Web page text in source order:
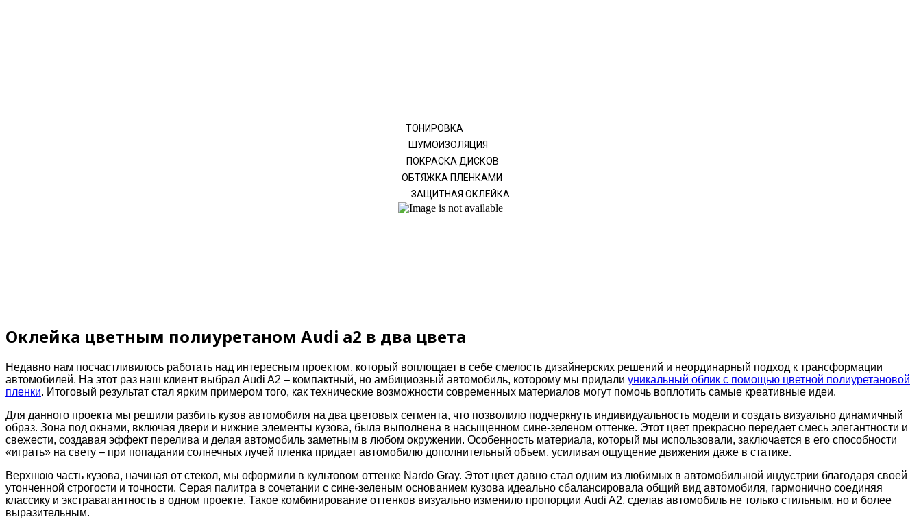
ТОНИРОВКА
ШУМОИЗОЛЯЦИЯ
ПОКРАСКА ДИСКОВ
ОБТЯЖКА ПЛЕНКАМИ
ЗАЩИТНАЯ ОКЛЕЙКА
Оклейка цветным полиуретаном Audi a2 в два цвета
Недавно нам посчастливилось работать над интересным проектом, который воплощает в себе смелость дизайнерских решений и неординарный подход к трансформации
автомобилей. На этот раз наш клиент выбрал Audi A2 – компактный, но амбициозный автомобиль, которому мы придали уникальный облик с помощью цветной полиуретановой
пленки. Итоговый результат стал ярким примером того, как технические возможности современных материалов могут помочь воплотить самые креативные идеи.
Для данного проекта мы решили разбить кузов автомобиля на два цветовых сегмента, что позволило подчеркнуть индивидуальность модели и создать визуально динамичный
образ. Зона под окнами, включая двери и нижние элементы кузова, была выполнена в насыщенном сине-зеленом оттенке. Этот цвет прекрасно передает смесь элегантности и
свежести, создавая эффект перелива и делая автомобиль заметным в любом окружении. Особенность материала, который мы использовали, заключается в его способности
«играть» на свету – при попадании солнечных лучей пленка придает автомобилю дополнительный объем, усиливая ощущение движения даже в статике.
Верхнюю часть кузова, начиная от стекол, мы оформили в культовом оттенке Nardo Gray. Этот цвет давно стал одним из любимых в автомобильной индустрии благодаря своей
утонченной строгости и точности. Серая палитра в сочетании с сине-зеленым основанием кузова идеально сбалансировала общий вид автомобиля, гармонично соединяя
классику и экстравагантность в одном проекте. Такое комбинирование оттенков визуально изменило пропорции Audi A2, сделав автомобиль не только стильным, но и более
выразительным.